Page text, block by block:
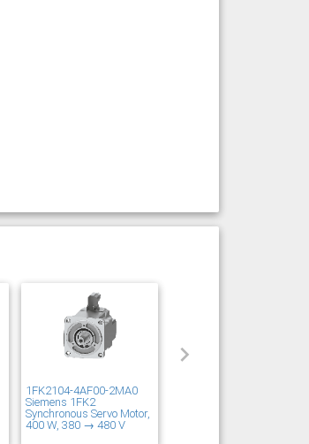
1FK2104-4AF00-2MA0
Siemens 1FK2
Synchronous Servo Motor,
400 W, 380 → 480 V